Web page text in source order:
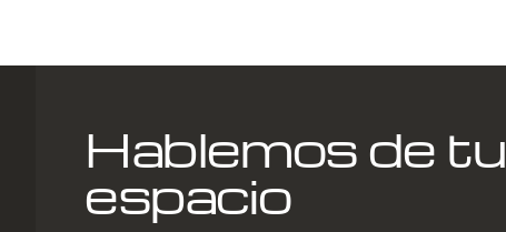
Hablemos de tu
espacio